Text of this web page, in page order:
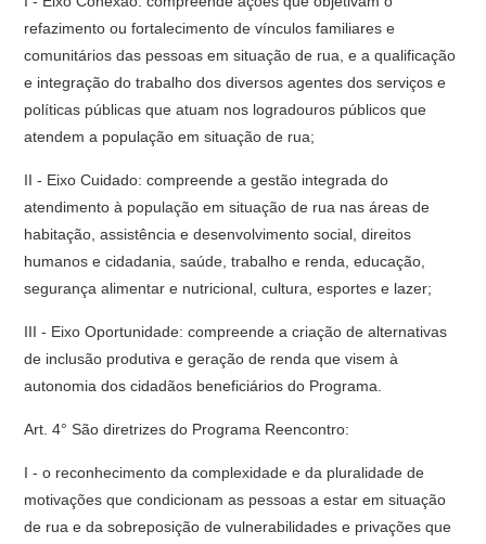
refazimento ou fortalecimento de vínculos familiares e
comunitários das pessoas em situação de rua, e a qualificação
e integração do trabalho dos diversos agentes dos serviços e
políticas públicas que atuam nos logradouros públicos que
atendem a população em situação de rua;
II - Eixo Cuidado: compreende a gestão integrada do
atendimento à população em situação de rua nas áreas de
habitação, assistência e desenvolvimento social, direitos
humanos e cidadania, saúde, trabalho e renda, educação,
segurança alimentar e nutricional, cultura, esportes e lazer;
III - Eixo Oportunidade: compreende a criação de alternativas
de inclusão produtiva e geração de renda que visem à
autonomia dos cidadãos beneficiários do Programa.
Art. 4° São diretrizes do Programa Reencontro:
I - o reconhecimento da complexidade e da pluralidade de
motivações que condicionam as pessoas a estar em situação
de rua e da sobreposição de vulnerabilidades e privações que